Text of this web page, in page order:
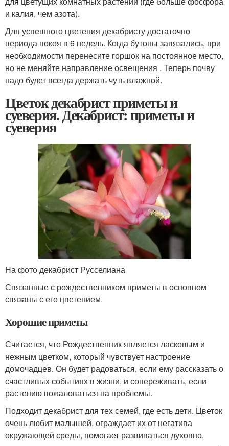
и калия, чем азота).
Для успешного цветения декабристу достаточно
периода покоя в 6 недель. Когда бутоны завязались, при
необходимости перенесите горшок на постоянное место,
но не меняйте направление освещения . Теперь почву
надо будет всегда держать чуть влажной.
Цветок декабрист приметы и
суеверия. Декабрист: приметы и
суеверия
На фото декабрист Русселиана
Связанные с рождественником приметы в основном
связаны с его цветением.
Хорошие приметы
Считается, что Рождественник является ласковым и
нежным цветком, который чувствует настроение
домочадцев. Он будет радоваться, если ему рассказать о
счастливых событиях в жизни, и сопереживать, если
растению пожаловаться на проблемы.
Подходит декабрист для тех семей, где есть дети. Цветок
очень любит малышей, ограждает их от негатива
окружающей среды, помогает развиваться духовно.